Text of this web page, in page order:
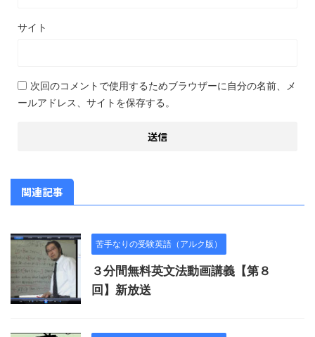
サイト
次回のコメントで使用するためブラウザーに自分の名前、メ
ールアドレス、サイトを保存する。
関連記事
苦手なりの受験英語（アルク版）
３分間無料英文法動画講義【第８
回】新放送